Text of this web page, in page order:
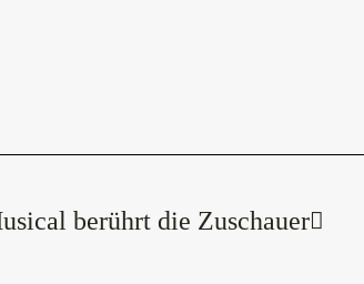
berührt die Zuschauer